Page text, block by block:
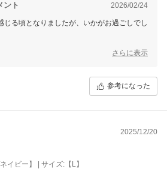
ント 2026/02/24
じる頃となりましたが、いかがお過ごしでし
いただき、誠にありがとうございます。
なお客様へは、別途メールにてご対応させて
おります。
さらに表示
参考になった
2025/12/20
イビー】 | サイズ:【L】